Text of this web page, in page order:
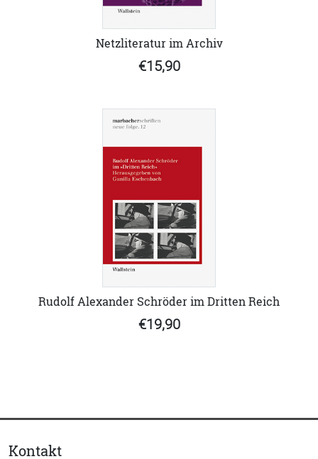
Netzliteratur im Archiv
€15,90
Rudolf Alexander Schröder im Dritten Reich
€19,90
Kontakt